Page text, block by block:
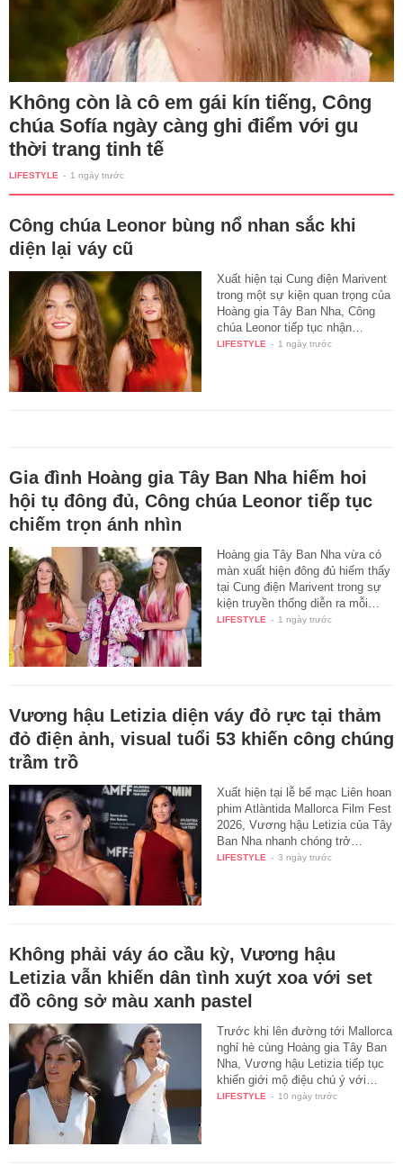
Không còn là cô em gái kín tiếng, Công
chúa Sofía ngày càng ghi điểm với gu
thời trang tinh tế
LIFESTYLE - 1 ngày trước
Công chúa Leonor bùng nổ nhan sắc khi
diện lại váy cũ
Xuất hiện tại Cung điện Marivent
trong một sự kiện quan trọng của
Hoàng gia Tây Ban Nha, Công
chúa Leonor tiếp tục nhận…
LIFESTYLE - 1 ngày trước
Gia đình Hoàng gia Tây Ban Nha hiếm hoi
hội tụ đông đủ, Công chúa Leonor tiếp tục
chiếm trọn ánh nhìn
Hoàng gia Tây Ban Nha vừa có
màn xuất hiện đông đủ hiếm thấy
tại Cung điện Marivent trong sự
kiện truyền thống diễn ra mỗi…
LIFESTYLE - 1 ngày trước
Vương hậu Letizia diện váy đỏ rực tại thảm
đỏ điện ảnh, visual tuổi 53 khiến công chúng
trầm trồ
Xuất hiện tại lễ bế mạc Liên hoan
phim Atlàntida Mallorca Film Fest
2026, Vương hậu Letizia của Tây
Ban Nha nhanh chóng trở…
LIFESTYLE - 3 ngày trước
Không phải váy áo cầu kỳ, Vương hậu
Letizia vẫn khiến dân tình xuýt xoa với set
đồ công sở màu xanh pastel
Trước khi lên đường tới Mallorca
nghỉ hè cùng Hoàng gia Tây Ban
Nha, Vương hậu Letizia tiếp tục
khiến giới mộ điệu chú ý với…
LIFESTYLE - 10 ngày trước